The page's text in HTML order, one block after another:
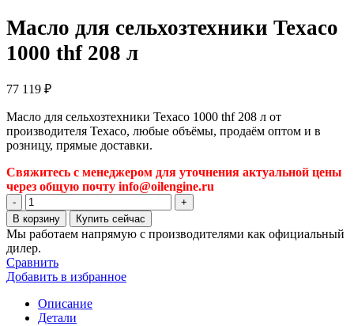
Масло для сельхозтехники Texaco
1000 thf 208 л
77 119 ₽
Масло для сельхозтехники Texaco 1000 thf 208 л от
производителя Texaco, любые объёмы, продаём оптом и в
розницу, прямые доставки.
Свяжитесь с менеджером для уточнения актуальной цены
через общую почту info@oilengine.ru
Количество
товара
Масло
для
сельхозтехники
Texaco
1000
thf
208
В корзину Купить сейчас
Мы работаем напрямую с производителями как официальный
дилер.
Сравнить
Добавить в избранное
Описание
Детали